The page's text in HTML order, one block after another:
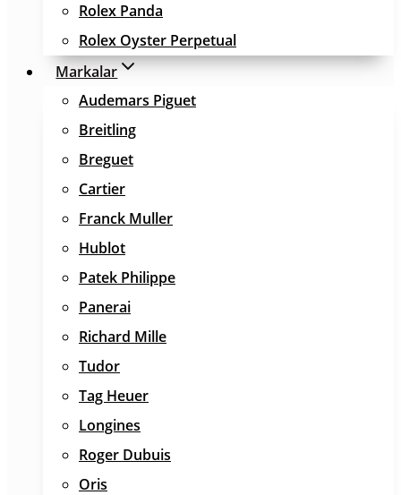
Rolex Panda
Rolex Oyster Perpetual
Markalar
Audemars Piguet
Breitling
Breguet
Cartier
Franck Muller
Hublot
Patek Philippe
Panerai
Richard Mille
Tudor
Tag Heuer
Longines
Roger Dubuis
Oris